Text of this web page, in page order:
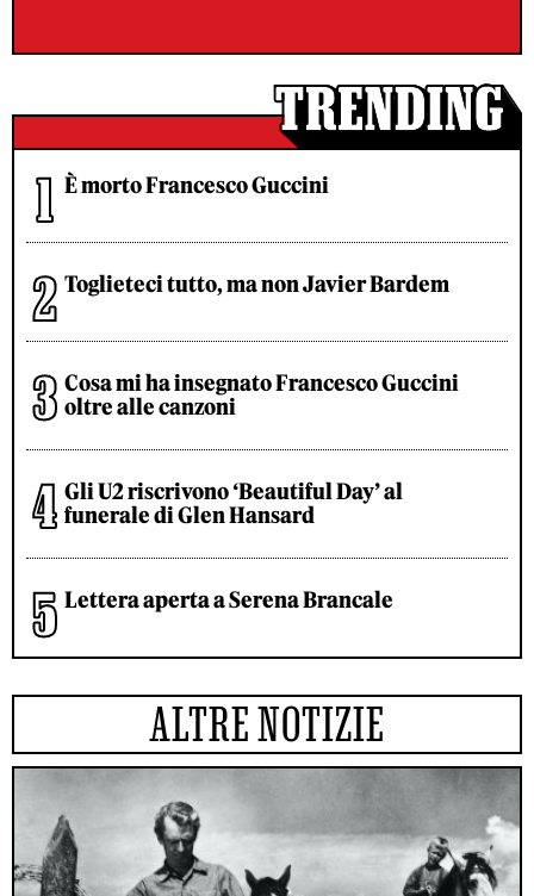
È morto Francesco Guccini
Toglieteci tutto, ma non Javier Bardem
Cosa mi ha insegnato Francesco Guccini
oltre alle canzoni
Gli U2 riscrivono ‘Beautiful Day’ al
funerale di Glen Hansard
Lettera aperta a Serena Brancale
ALTRE NOTIZIE